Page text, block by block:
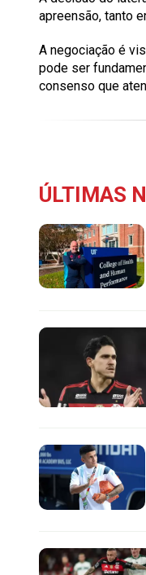
apreensão, tanto
A negociação é
pode ser
consenso que
ÚLTIMAS